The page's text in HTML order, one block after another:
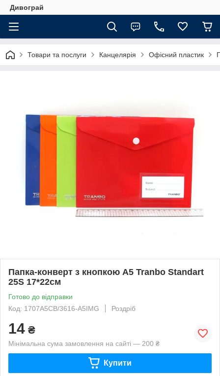
Дивограй
Товари та послуги Канцелярія Офісний пластик
Папка-конверт з кнопкою А5 Tranbo Standart
25S 17*22см
Готово до відправки
Код: 1707A5CB/3616-A5IMG
Роздріб
14 ₴
Мінімальна сума замовлення на сайті — 200 ₴
Купити